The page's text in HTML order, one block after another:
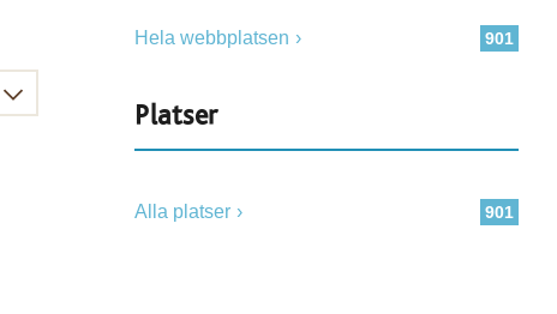
901
Hela webbplatsen
Platser
901
Alla platser